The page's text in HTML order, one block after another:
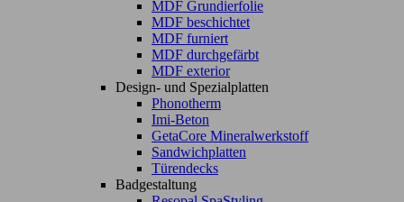
MDF Grundierfolie
MDF beschichtet
MDF furniert
MDF durchgefärbt
MDF exterior
Design- und Spezialplatten
Phonotherm
Imi-Beton
GetaCore Mineralwerkstoff
Sandwichplatten
Türendecks
Badgestaltung